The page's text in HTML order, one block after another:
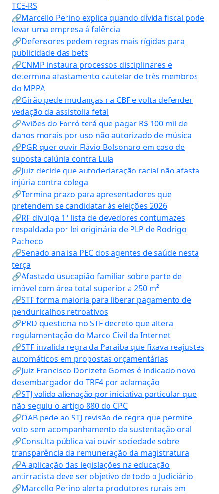
TCE-RS
🔗Marcello Perino explica quando dívida fiscal pode
levar uma empresa à falência
🔗Defensores pedem regras mais rígidas para
publicidade das bets
🔗CNMP instaura processos disciplinares e
determina afastamento cautelar de três membros
do MPPA
🔗Girão pede mudanças na CBF e volta defender
vedação da assistolia fetal
🔗Aviões do Forró terá que pagar R$ 100 mil de
danos morais por uso não autorizado de música
🔗PGR quer ouvir Flávio Bolsonaro em caso de
suposta calúnia contra Lula
🔗Juiz decide que autodeclaração racial não afasta
injúria contra colega
🔗Termina prazo para apresentadores que
pretendem se candidatar às eleições 2026
🔗RF divulga 1ª lista de devedores contumazes
respaldada por lei originária de PLP de Rodrigo
Pacheco
🔗Senado analisa PEC dos agentes de saúde nesta
terça
🔗Afastado usucapião familiar sobre parte de
imóvel com área total superior a 250 m²
🔗STF forma maioria para liberar pagamento de
penduricalhos retroativos
🔗PRD questiona no STF decreto que altera
regulamentação do Marco Civil da Internet
🔗STF invalida regra da Paraíba que fixava reajustes
automáticos em propostas orçamentárias
🔗Juiz Francisco Donizete Gomes é indicado novo
desembargador do TRF4 por aclamação
🔗STJ valida alienação por iniciativa particular que
não seguiu o artigo 880 do CPC
🔗OAB pede ao STJ revisão de regra que permite
voto sem acompanhamento da sustentação oral
🔗Consulta pública vai ouvir sociedade sobre
transparência da remuneração da magistratura
🔗A aplicação das legislações na educação
antirracista deve ser objetivo de todo o Judiciário
🔗Marcello Perino alerta produtores rurais em